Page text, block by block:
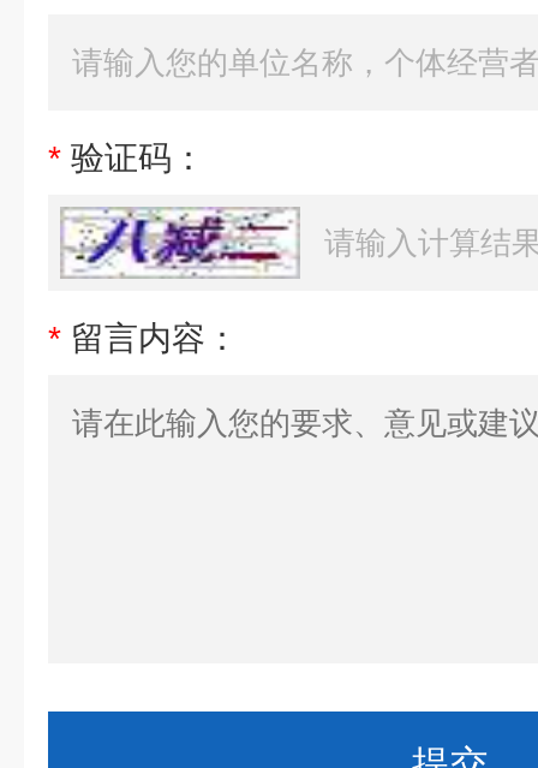
* 验证码：
* 留言内容：